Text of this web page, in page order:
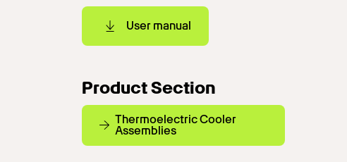
User manual
Product Section
Thermoelectric Cooler
Assemblies